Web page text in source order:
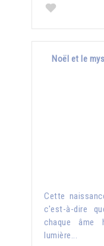
Noël et le
Cette
c'est-à-dire
chaque âme
lumière...